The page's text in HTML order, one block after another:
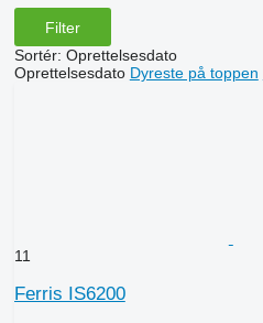
Filter
Sortér: Oprettelsesdato
Oprettelsesdato Dyreste på toppen
11
Ferris IS6200